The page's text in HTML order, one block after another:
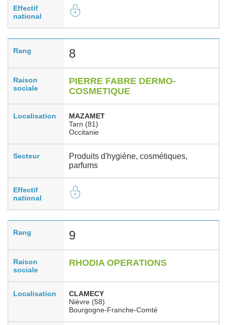
Effectif
national
Rang 8
Raison
sociale
PIERRE FABRE DERMO-
COSMETIQUE
Localisation
MAZAMET
Tarn (81)
Occitanie
Secteur
Produits d'hygiène, cosmétiques,
parfums
Effectif
national
Rang 9
Raison
sociale
RHODIA OPERATIONS
Localisation
CLAMECY
Nièvre (58)
Bourgogne-Franche-Comté